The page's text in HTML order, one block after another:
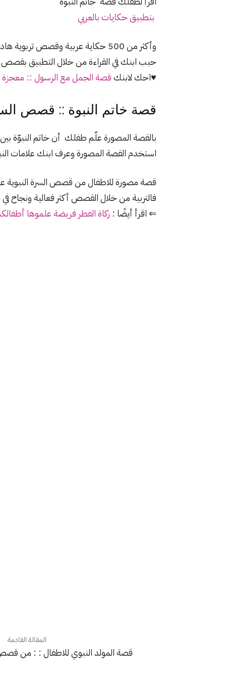
بتطبيق حكايات بالعربي
وأكثر من 500 حكاية عربية وقصص تربوية هادفة للاطفال
حبب ابنك في القراءة من خلال التطبيق بقصص
♥احك لابنكقصة الجمل مع الرسول :: معجزة
قصة خاتم النبوة :: قصص
بالقصة المصورة علّم طفلك أنخاتم النبوّة
استخدم القصة المصورة وعرف ابنك علامات
قصة مصورة للاطفال من قصص السرة النبوية
فالتربية من خلال القصص أكثر فعالية ونجاح
⇐ اقرأ أيضًا : زكاة الفطر فريضة علموها
المقالة القادمة
قصة المولد النبوي للاطفال : : من قصص